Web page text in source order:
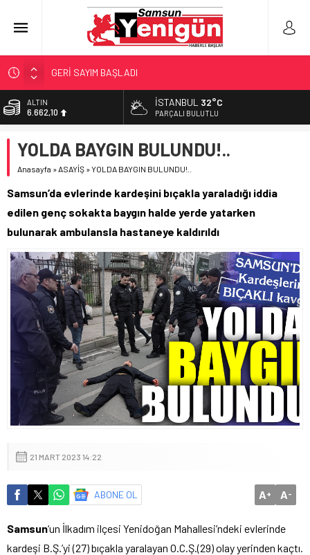
GERİ SAYIM BAŞLADI
SAMSUNSPOR’DA HEDEF 5’İNCİLİK!
‘BAFRA’YA YATIRIM YAPIN!’
YÖNETİCİ SEÇERKEN YAPILAN EN BÜYÜK HATALAR
ALTIN
6.662,10
13.779,39
DOLAR
55,1824
İSTANBUL 32°C
PARÇALI BULUTLU
YOLDA BAYGIN BULUNDU!..
Anasayfa »ASAYİŞ »YOLDA BAYGIN BULUNDU!..
Samsun’da evlerinde kardeşini bıçakla yaraladığı iddia
edilen genç sokakta baygın halde yerde yatarken
bulunarak ambulansla hastaneye kaldırıldı
21 MART 2023 14:22
ABONE OL A+ A-
Samsun‘un İlkadım ilçesi Yenidoğan Mahallesi’ndeki evlerinde
kardeşi B.Ş.’yi (27) bıçakla yaralayan O.C.Ş.(29) olay yerinden kaçtı.